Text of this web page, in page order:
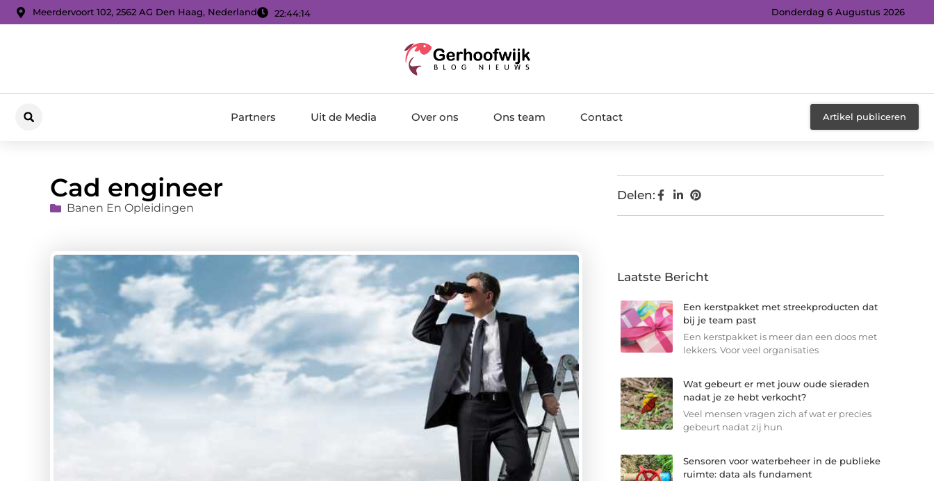
Meerdervoort 102, 2562 AG Den Haag, Nederland 22:44:15 Donderdag 6 Augustus 2026
Partners Uit de Media Over ons Ons team Contact Artikel publiceren
Cad engineer
Banen En Opleidingen
Delen:
Laatste Bericht
Een kerstpakket met streekproducten dat
bij je team past
Een kerstpakket is meer dan een doos met
lekkers. Voor veel organisaties
Wat gebeurt er met jouw oude sieraden
nadat je ze hebt verkocht?
Veel mensen vragen zich af wat er precies
gebeurt nadat zij hun
Sensoren voor waterbeheer in de publieke
ruimte: data als fundament